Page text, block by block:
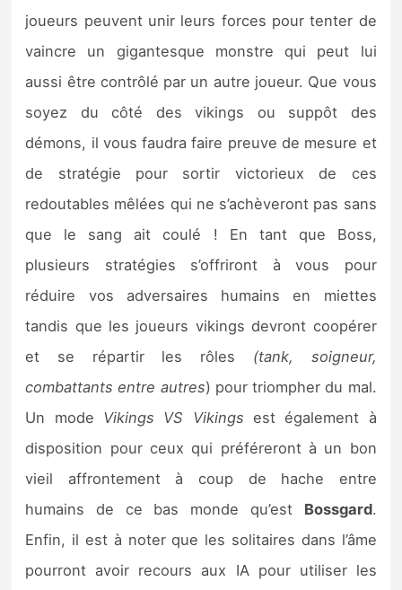
joueurs peuvent unir leurs forces pour tenter de
vaincre un gigantesque monstre qui peut lui
aussi être contrôlé par un autre joueur. Que vous
soyez du côté des vikings ou suppôt des
démons, il vous faudra faire preuve de mesure et
de stratégie pour sortir victorieux de ces
redoutables mêlées qui ne s’achèveront pas sans
que le sang ait coulé ! En tant que Boss,
plusieurs stratégies s’offriront à vous pour
réduire vos adversaires humains en miettes
tandis que les joueurs vikings devront coopérer
et se répartir les rôles (tank, soigneur,
combattants entre autres) pour triompher du mal.
Un mode Vikings VS Vikings est également à
disposition pour ceux qui préféreront à un bon
vieil affrontement à coup de hache entre
humains de ce bas monde qu’est Bossgard.
Enfin, il est à noter que les solitaires dans l’âme
pourront avoir recours aux IA pour utiliser les